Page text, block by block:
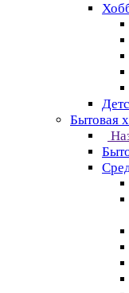
Бытовая